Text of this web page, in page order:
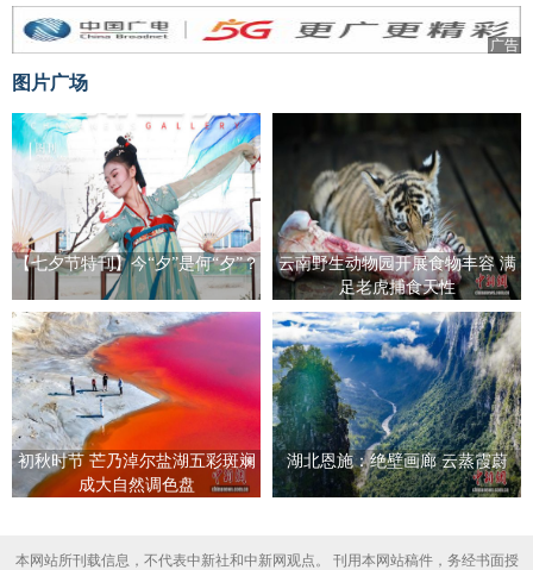
广告
图片广场
【七夕节特刊】今“夕”是何“夕”？
云南野生动物园开展食物丰容 满
足老虎捕食天性
初秋时节 芒乃淖尔盐湖五彩斑斓
成大自然调色盘
湖北恩施：绝壁画廊 云蒸霞蔚
本网站所刊载信息，不代表中新社和中新网观点。 刊用本网站稿件，务经书面授